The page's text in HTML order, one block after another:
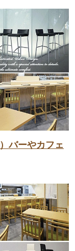
バーやカフェ